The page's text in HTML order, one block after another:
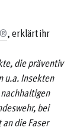
, erklärt ihr
die präventiv
u.a. Insekten
bei
die Faser